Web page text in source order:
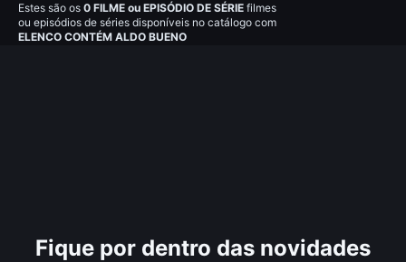
Estes são os 0 FILME ou EPISÓDIO DE SÉRIE filmes
ou episódios de séries disponíveis no catálogo com
ELENCO CONTÉM ALDO BUENO
Fique por dentro das novidades